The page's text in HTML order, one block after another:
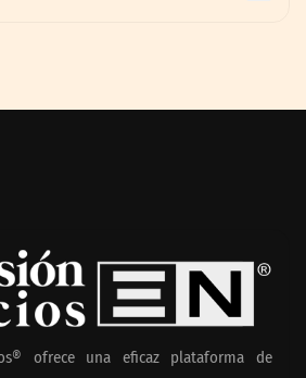
ofrece una eficaz plataforma de